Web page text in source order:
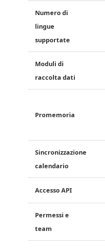
Numero di
lingue
supportate
Moduli di
raccolta dati
Promemoria
Sincronizzazione
calendario
Accesso API
Permessi e
team